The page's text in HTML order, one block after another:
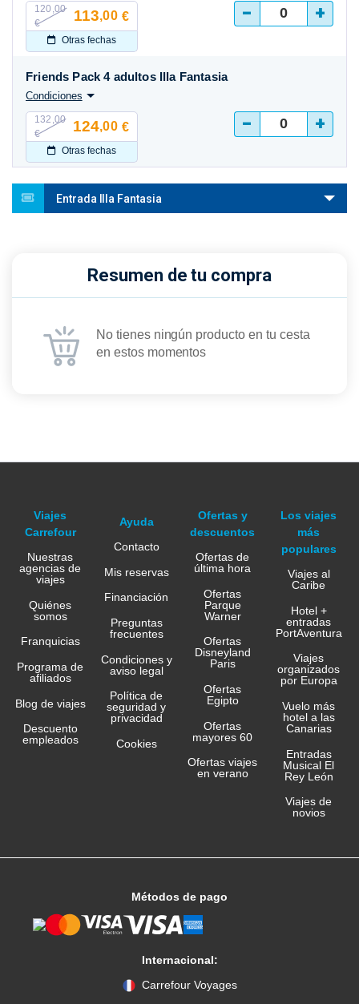
120,00
€
113,00 €
Otras fechas
- +
132,00
€
124,00 €
Otras fechas
Friends Pack 4 adultos Illa Fantasia
Condiciones
- +
Entrada Illa Fantasia
Resumen de tu compra
No tienes ningún producto en tu cesta
en estos momentos
Viajes
Carrefour
Nuestras
agencias de
viajes
Quiénes
somos
Franquicias
Programa de
afiliados
Blog de viajes
Descuento
empleados
Ayuda
Contacto
Mis reservas
Financiación
Preguntas
frecuentes
Condiciones y
aviso legal
Política de
seguridad y
privacidad
Cookies
Ofertas y
descuentos
Ofertas de
última hora
Ofertas
Parque
Warner
Ofertas
Disneyland
Paris
Ofertas
Egipto
Ofertas
mayores 60
Ofertas viajes
en verano
Los viajes
más
populares
Viajes al
Caribe
Hotel +
entradas
PortAventura
Viajes
organizados
por Europa
Vuelo más
hotel a las
Canarias
Entradas
Musical El
Rey León
Viajes de
novios
Métodos de pago
Internacional:
Carrefour Voyages